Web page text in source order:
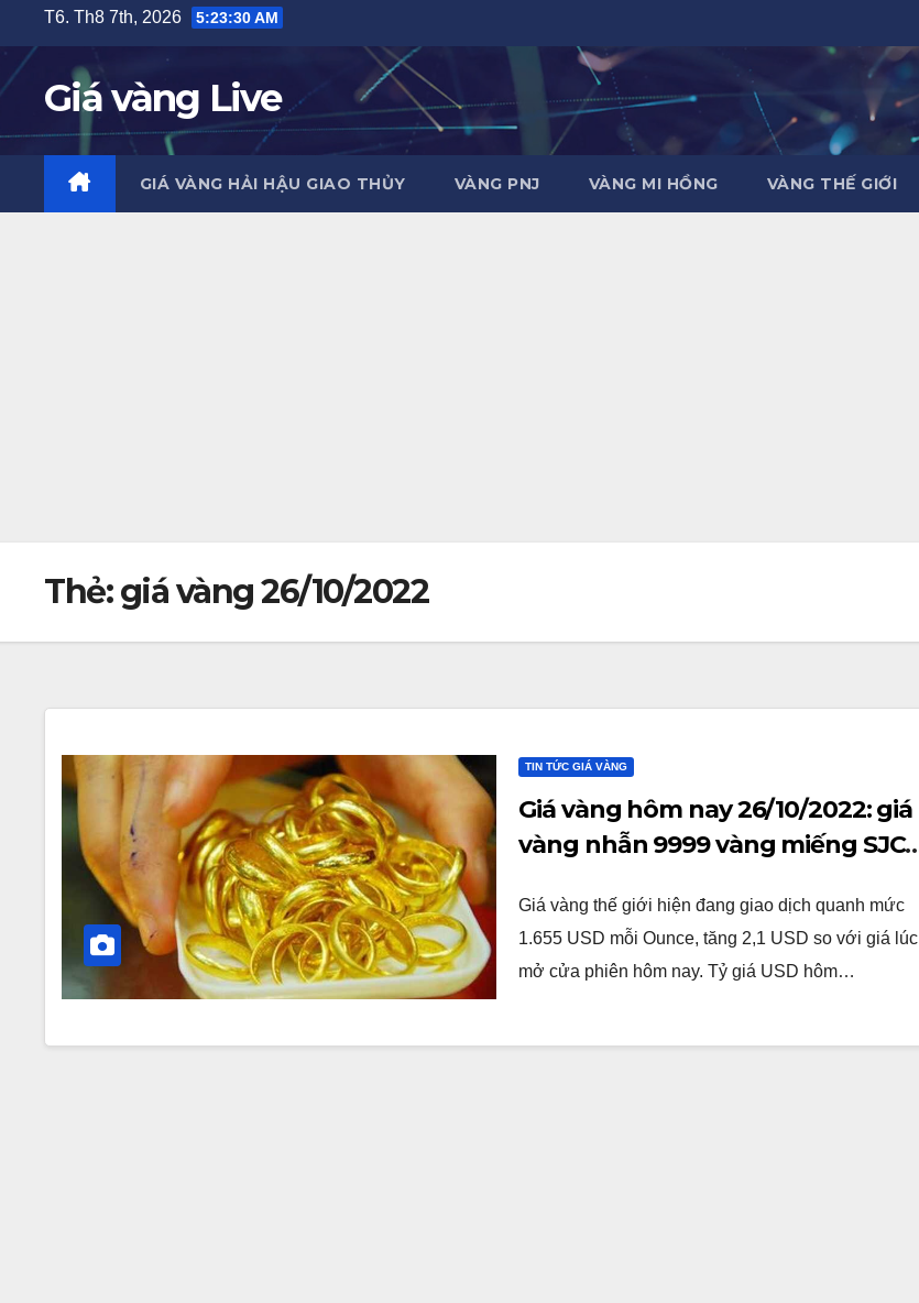
content
T6. Th8 7th, 2026 5:23:31 AM
Giá vàng Live
GIÁ VÀNG HẢI HẬU GIAO THỦY VÀNG PNJ VÀNG MI HỒNG VÀNG THẾ GIỚI
Thẻ:giá vàng 26/10/2022
TIN TỨC GIÁ VÀNG
Giá vàng hôm nay 26/10/2022: giá
vàng nhẫn 9999 vàng miếng SJC
Giá vàng thế giới hiện đang giao dịch quanh mức
1.655 USD mỗi Ounce, tăng 2,1 USD so với giá lúc
mở cửa phiên hôm nay. Tỷ giá USD hôm…